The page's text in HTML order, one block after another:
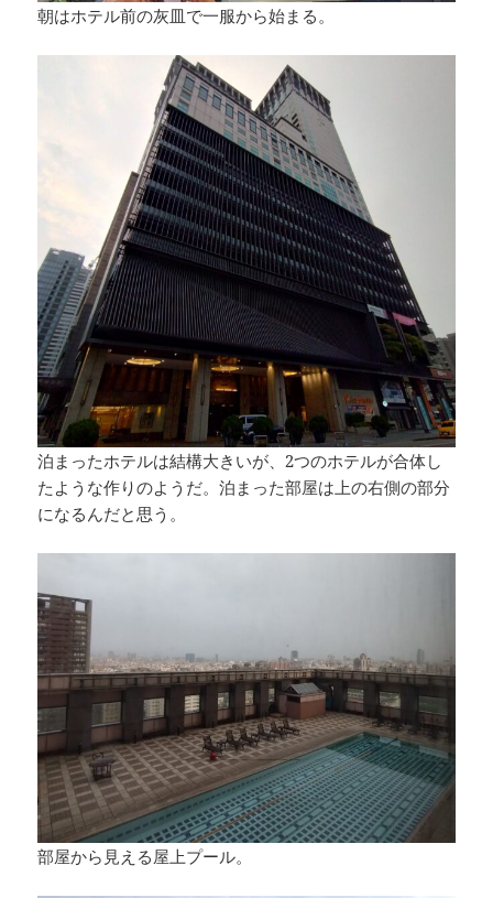
朝はホテル前の灰皿で一服から始まる。
泊まったホテルは結構大きいが、2つのホテルが合体し
たような作りのようだ。泊まった部屋は上の右側の部分
になるんだと思う。
部屋から見える屋上プール。